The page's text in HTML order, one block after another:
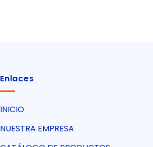
Enlaces
INICIO
NUESTRA EMPRESA